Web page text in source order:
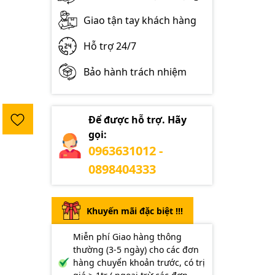
Giao tận tay khách hàng
Hỗ trợ 24/7
Bảo hành trách nhiệm
Để được hỗ trợ. Hãy
gọi:
0963631012 -
0898404333
Khuyến mãi đặc biệt !!!
Miễn phí Giao hàng thông
thường (3-5 ngày) cho các đơn
hàng chuyển khoản trước, có trị